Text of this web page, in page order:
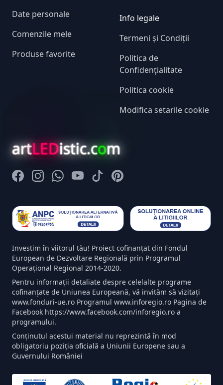
Date personale
Comenzile mele
Produse favorite
Info legale
Termeni și Condiții
Politica de
Confidențialitate
Politica cookie
Modifica setarile cookie
artLEDistic.com
FacebookInstagramWhatsappYoutubeTiktokPinterest
Investim în viitorul tău! Proiect cofinanțat din Fondul
European de Dezvoltare Regională prin Programul
Operațional Regional 2014-2020.
Pentru informații detaliate despre celelalte programe
cofinanțate de Uniunea Europeană, vă invităm să vizitați
www.fonduri-ue.ro Programul www.inforegio.ro Pagina de
Facebook https://www.facebook.com/inforegio.ro a
programului.
Conținutul acestui material nu reprezintă în mod
obligatoriu poziția oficială a Uniunii Europene sau a
Guvernului României